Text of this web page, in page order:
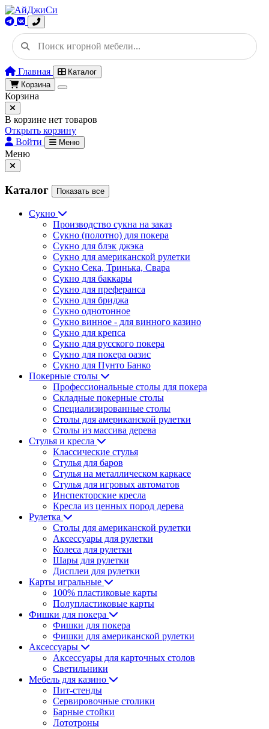
Главная
Каталог
Корзина
Корзина
В корзине нет товаров
Открыть корзину
Войти
Меню
Меню
Каталог Показать все
Сукно
Производство сукна на заказ
Сукно (полотно) для покера
Сукно для блэк джэка
Сукно для американской рулетки
Сукно Сека, Тринька, Свара
Сукно для баккары
Сукно для преферанса
Сукно для бриджа
Сукно однотонное
Сукно винное - для винного казино
Сукно для крепса
Сукно для русского покера
Сукно для покера оазис
Сукно для Пунто Банко
Покерные столы
Профессиональные столы для покера
Складные покерные столы
Специализированные столы
Столы для американской рулетки
Столы из массива дерева
Стулья и кресла
Классические стулья
Стулья для баров
Стулья на металлическом каркасе
Стулья для игровых автоматов
Инспекторские кресла
Кресла из ценных пород дерева
Рулетка
Столы для американской рулетки
Аксессуары для рулетки
Колеса для рулетки
Шары для рулетки
Дисплеи для рулетки
Карты игральные
100% пластиковые карты
Полупластиковые карты
Фишки для покера
Фишки для покера
Фишки для американской рулетки
Аксессуары
Аксессуары для карточных столов
Светильники
Мебель для казино
Пит-стенды
Сервировочные столики
Барные стойки
Лототроны